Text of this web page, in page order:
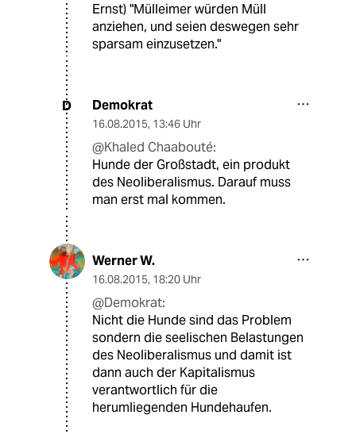
Ernst) "Mülleimer würden Müll
anziehen, und seien deswegen sehr
sparsam einzusetzen."
D Demokrat
16.08.2015, 13:46 Uhr
@Khaled Chaabouté:
Hunde der Großstadt, ein produkt
des Neoliberalismus. Darauf muss
man erst mal kommen.
Werner W.
16.08.2015, 18:20 Uhr
@Demokrat:
Nicht die Hunde sind das Problem
sondern die seelischen Belastungen
des Neoliberalismus und damit ist
dann auch der Kapitalismus
verantwortlich für die
herumliegenden Hundehaufen.